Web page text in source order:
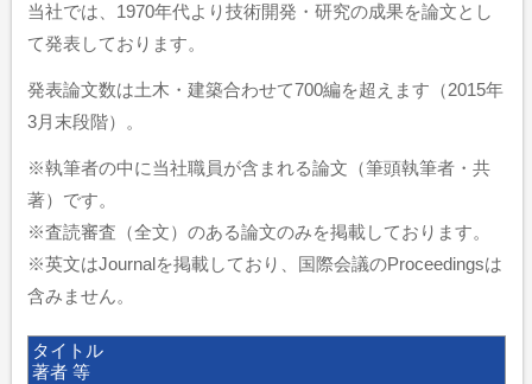
当社では、1970年代より技術開発・研究の成果を論文とし
て発表しております。
発表論文数は土木・建築合わせて700編を超えます（2015年
3月末段階）。
※執筆者の中に当社職員が含まれる論文（筆頭執筆者・共
著）です。
※査読審査（全文）のある論文のみを掲載しております。
※英文はJournalを掲載しており、国際会議のProceedingsは
含みません。
タイトル
著者 等